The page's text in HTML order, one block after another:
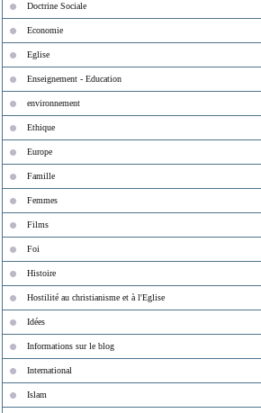
Doctrine Sociale
Economie
Eglise
Enseignement - Education
environnement
Ethique
Europe
Famille
Femmes
Films
Foi
Histoire
Hostilité au christianisme et à l'Eglise
Idées
Informations sur le blog
International
Islam